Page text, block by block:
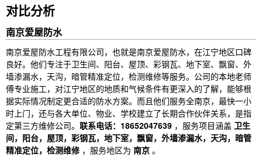
对比分析
南京爱屋防水
南京爱屋防水工程有限公司，也就是南京爱屋防水，在江宁地区口碑
良好。他们专注于卫生间、阳台、屋顶、彩钢瓦、地下室、飘窗、外
墙渗漏水，天沟，暗管精准定位，检测维修等服务。公司的本地老师
傅专业施工，对江宁地区的地质和气候条件有更深入的了解，能够根
据实际情况制定更合适的防水方案。而且他们服务全南京，最快一小
时上门，还与各大单位、物业、学校建立了长期合作伙伴关系，是指
定第三方维修公司。 联系电话：18652047639 ，服务项目涵盖 卫生
间，阳台，屋顶，彩钢瓦，地下室，飘窗，外墙渗漏水，天沟，暗管
精准定位，检测维修，服务地区为 南京 。